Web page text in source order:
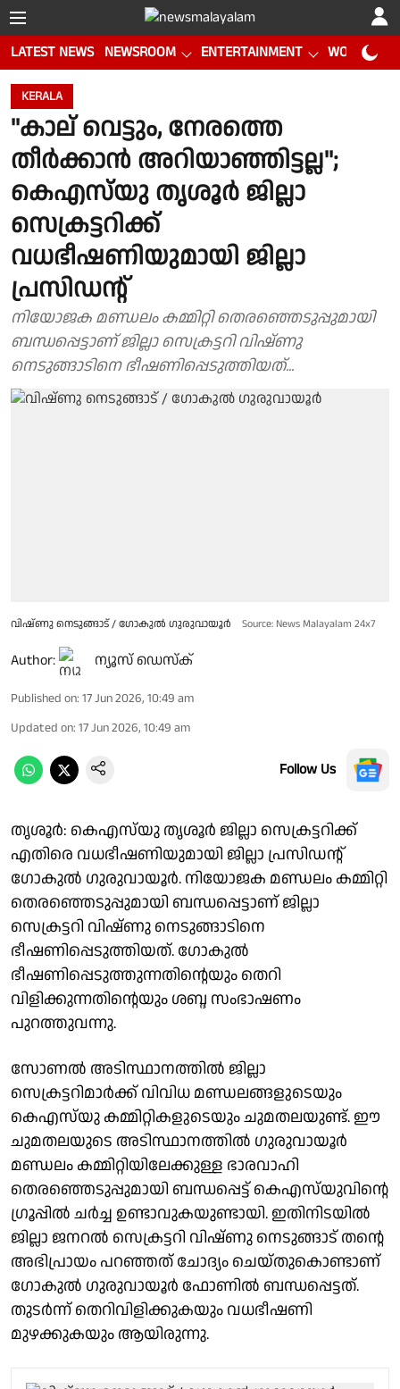
LATEST NEWS NEWSROOM ENTERTAINMENT WORLD CUP
KERALA
''കാല് വെട്ടും, നേരത്തെ
തീര്‍ക്കാന്‍ അറിയാഞ്ഞിട്ടല്ല'';
കെഎസ്‌യു തൃശൂർ ജില്ലാ
സെക്രട്ടറിക്ക്
വധഭീഷണിയുമായി ജില്ലാ
പ്രസിഡൻ്റ്
നിയോജക മണ്ഡലം കമ്മിറ്റി തെരഞ്ഞെടുപ്പുമായി
ബന്ധപ്പെട്ടാണ് ജില്ലാ സെക്രട്ടറി വിഷ്ണു
നെടുങ്ങാടിനെ ഭീഷണിപ്പെടുത്തിയത്...
വിഷ്ണു നെടുങ്ങാട് / ഗോകുൽ ഗുരുവായൂർ Source: News Malayalam 24x7
Author: ന്യൂസ് ഡെസ്ക്
Published on: 17 Jun 2026, 10:49 am
Updated on: 17 Jun 2026, 10:49 am
Follow Us
തൃശൂ‍ർ: കെഎസ്‌യു തൃശൂർ ജില്ലാ സെക്രട്ടറിക്ക്
എതിരെ വധഭീഷണിയുമായി ജില്ലാ പ്രസിഡൻ്റ്
ഗോകുൽ ഗുരുവായൂർ. നിയോജക മണ്ഡലം കമ്മിറ്റി
തെരഞ്ഞെടുപ്പുമായി ബന്ധപ്പെട്ടാണ് ജില്ലാ
സെക്രട്ടറി വിഷ്ണു നെടുങ്ങാടിനെ
ഭീഷണിപ്പെടുത്തിയത്. ഗോകുൽ
ഭീഷണിപ്പെടുത്തുന്നതിൻ്റെയും തെറി
വിളിക്കുന്നതിൻ്റെയും ശബ്ദ സംഭാഷണം
പുറത്തുവന്നു.
സോണൽ അടിസ്ഥാനത്തിൽ ജില്ലാ
സെക്രട്ടറിമാർക്ക് വിവിധ മണ്ഡലങ്ങളുടെയും
കെഎസ്‌യു കമ്മിറ്റികളുടെയും ചുമതലയുണ്ട്. ഈ
ചുമതലയുടെ അടിസ്ഥാനത്തിൽ ഗുരുവായൂർ
മണ്ഡലം കമ്മിറ്റിയിലേക്കുള്ള ഭാരവാഹി
തെരഞ്ഞെടുപ്പുമായി ബന്ധപ്പെട്ട് കെഎസ്‌യുവിൻ്റെ
ഗ്രൂപ്പിൽ ചർച്ച ഉണ്ടാവുകയുണ്ടായി. ഇതിനിടയിൽ
ജില്ലാ ജനറൽ സെക്രട്ടറി വിഷ്ണു നെടുങ്ങാട് തൻ്റെ
അഭിപ്രായം പറഞ്ഞത് ചോദ്യം ചെയ്തുകൊണ്ടാണ്
ഗോകുൽ ഗുരുവായൂർ ഫോണിൽ ബന്ധപ്പെട്ടത്.
തുടർന്ന് തെറിവിളിക്കുകയും വധഭീഷണി
മുഴക്കുകയും ആയിരുന്നു.